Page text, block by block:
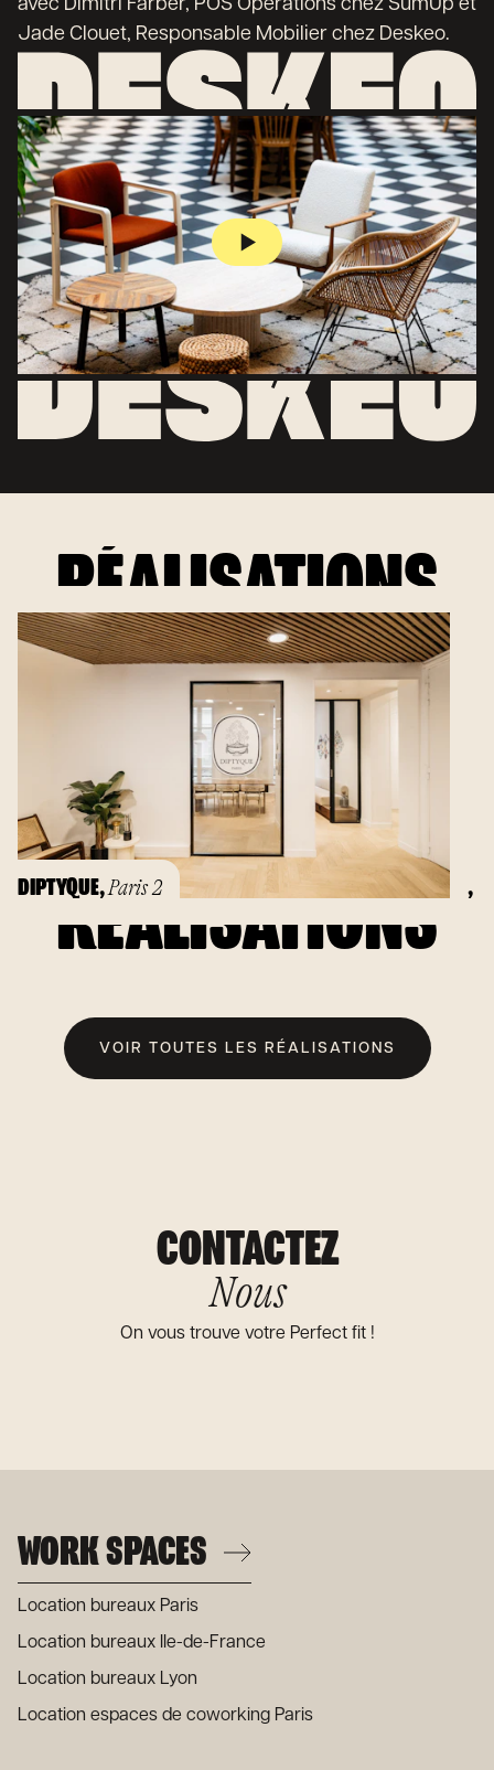
Jade Clouet, Responsable Mobilier chez Deskeo.
RÉALISATIONS
DIPTYQUE,Paris 2 ,
RÉALISATIONS
VOIR TOUTES LES RÉALISATIONS
CONTACTEZ
Nous
On vous trouve votre Perfect fit !
WORK SPACES
Location bureaux Paris
Location bureaux Ile-de-France
Location bureaux Lyon
Location espaces de coworking Paris